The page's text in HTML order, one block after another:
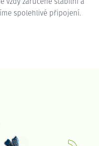
vždy zaručeně stabilní a
spolehlivé připojení.